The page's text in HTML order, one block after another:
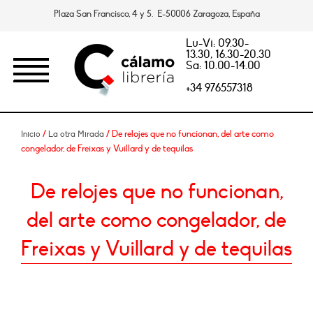
Plaza San Francisco, 4 y 5. E-50006 Zaragoza, España
Lu-Vi: 09.30-
13.30, 16.30-20.30
Sa: 10.00-14.00
+34 976557318
Inicio / La otra Mirada / De relojes que no funcionan, del arte como
congelador, de Freixas y Vuillard y de tequilas
De relojes que no funcionan,
del arte como congelador, de
Freixas y Vuillard y de tequilas